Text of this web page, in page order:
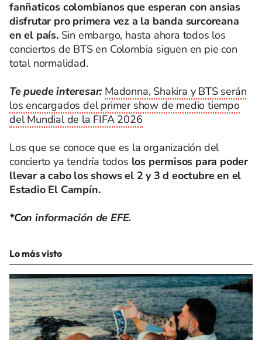
fanñaticos colombianos que esperan con ansias
disfrutar pro primera vez a la banda surcoreana
en el país.Sin embargo, hasta ahora todos los
conciertos de BTS en Colombia siguen en pie con
total normalidad.
Te puede interesar: Madonna, Shakira y BTS serán
los encargados del primer show de medio tiempo
del Mundial de la FIFA 2026
Los que se conoce que es la organización del
concierto ya tendría todos los permisos para poder
llevar a cabo los shows el 2 y 3 d eoctubre en el
Estadio El Campín.
*Con información de EFE.
Lo más visto